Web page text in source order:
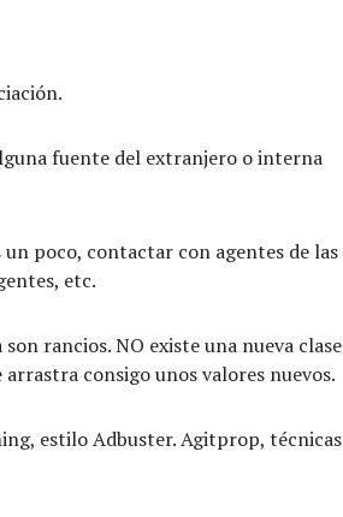
fuente del extranjero o interna
poco, contactar con agentes de las
etc.
rancios. NO existe una nueva clase
consigo unos valores nuevos.
estilo Adbuster. Agitprop, técnicas